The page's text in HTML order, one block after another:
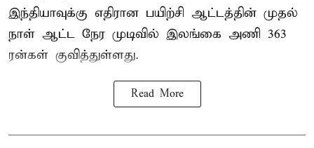
இந்தியாவுக்கு எதிரான பயிற்சி ஆட்டத்தின் முதல்
நாள் ஆட்ட நேர முடிவில் இலங்கை அணி 363
ரன்கள் குவித்துள்ளது.
Read More